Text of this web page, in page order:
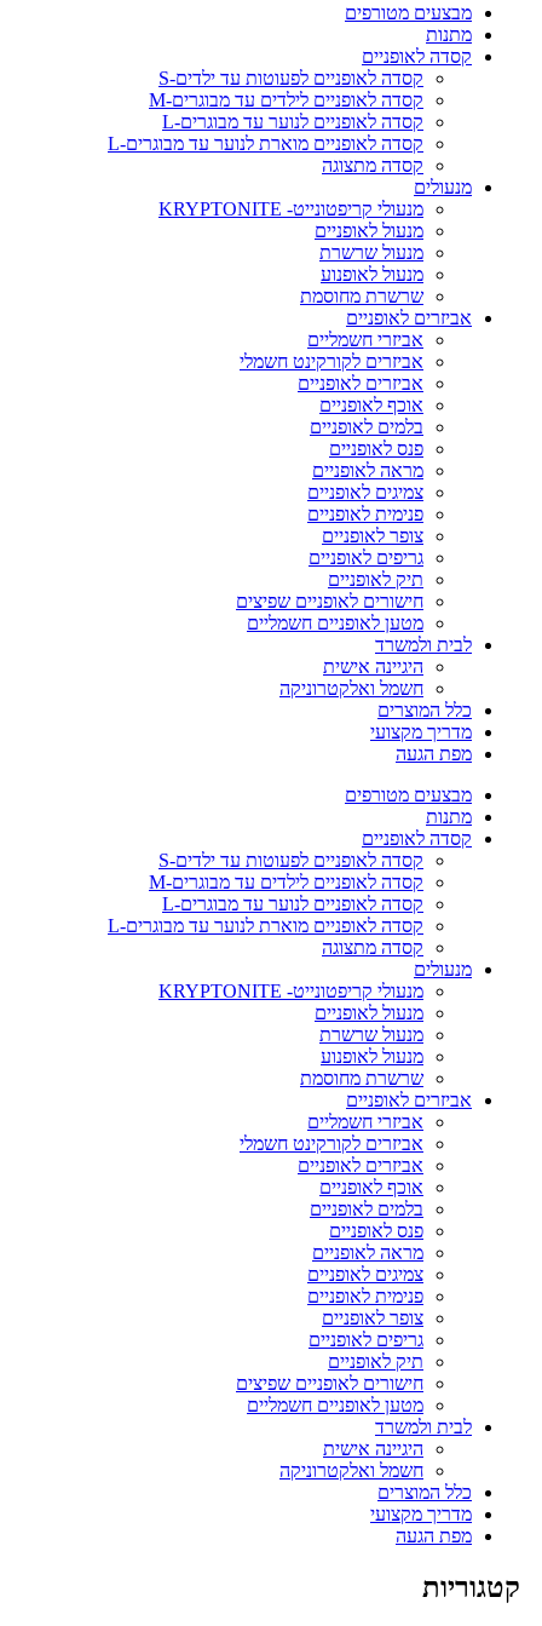
מבצעים מטורפים
מתנות
קסדה לאופניים
קסדה לאופניים לפעוטות עד ילדים-S
קסדה לאופניים לילדים עד מבוגרים-M
קסדה לאופניים לנוער עד מבוגרים-L
קסדה לאופניים מוארת לנוער עד מבוגרים-L
קסדה מתצוגה
מנעולים
מנעולי קריפטונייט- KRYPTONITE
מנעול לאופניים
מנעול שרשרת
מנעול לאופנוע
שרשרת מחוסמת
אביזרים לאופניים
אביזרי חשמליים
אביזרים לקורקינט חשמלי
אביזרים לאופניים
אוכף לאופניים
בלמים לאופניים
פנס לאופניים
מראה לאופניים
צמיגים לאופניים
פנימית לאופניים
צופר לאופניים
גריפים לאופניים
תיק לאופניים
חישורים לאופניים שפיצים
מטען לאופניים חשמליים
לבית ולמשרד
היגיינה אישית
חשמל ואלקטרוניקה
כלל המוצרים
מדריך מקצועי
מפת הגעה
מבצעים מטורפים
מתנות
קסדה לאופניים
קסדה לאופניים לפעוטות עד ילדים-S
קסדה לאופניים לילדים עד מבוגרים-M
קסדה לאופניים לנוער עד מבוגרים-L
קסדה לאופניים מוארת לנוער עד מבוגרים-L
קסדה מתצוגה
מנעולים
מנעולי קריפטונייט- KRYPTONITE
מנעול לאופניים
מנעול שרשרת
מנעול לאופנוע
שרשרת מחוסמת
אביזרים לאופניים
אביזרי חשמליים
אביזרים לקורקינט חשמלי
אביזרים לאופניים
אוכף לאופניים
בלמים לאופניים
פנס לאופניים
מראה לאופניים
צמיגים לאופניים
פנימית לאופניים
צופר לאופניים
גריפים לאופניים
תיק לאופניים
חישורים לאופניים שפיצים
מטען לאופניים חשמליים
לבית ולמשרד
היגיינה אישית
חשמל ואלקטרוניקה
כלל המוצרים
מדריך מקצועי
מפת הגעה
קטגוריות